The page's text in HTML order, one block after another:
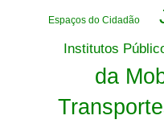
Espaços do Cidadão
Institutos
da